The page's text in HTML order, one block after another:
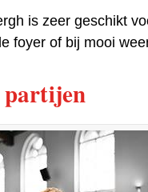
is zeer geschikt
foyer of bij mooi